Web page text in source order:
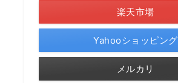
楽天市場
Yahooショッピング
メルカリ